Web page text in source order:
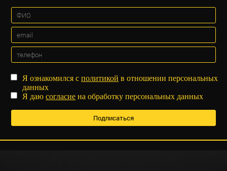
Я ознакомился сполитикой в отношении персональных
данных
Я даюсогласие на обработку персональных данных